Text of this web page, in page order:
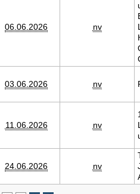
06.06.2026 nv
03.06.2026 nv
11.06.2026 nv
24.06.2026 nv